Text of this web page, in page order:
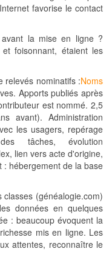
favorise le contact
avant la mise en ligne ?
foisonnant, étaient les
relevés nominatifs :Noms
Apports publiés après
est nommé. 2,5
avant). Administration
les usagers, repérage
tâches, évolution
lien vers acte d'origine,
: hébergement de la base
(généalogie.com)
données en quelques
: beaucoup évoquent la
mis en ligne. Les
attentes, reconnaître le